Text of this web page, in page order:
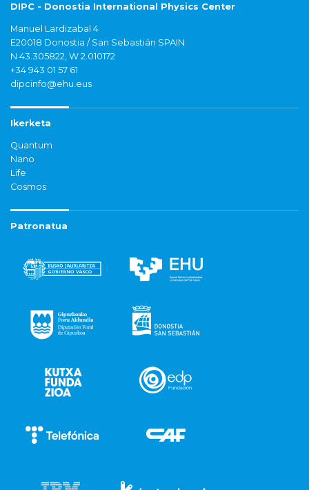
DIPC - Donostia International Physics Center
Manuel Lardizabal 4
E20018 Donostia / San Sebastián SPAIN
N 43.305822, W 2.010172
+34 943 01 57 61
dipcinfo@ehu.eus
Ikerketa
Quantum
Nano
Life
Cosmos
Patronatua